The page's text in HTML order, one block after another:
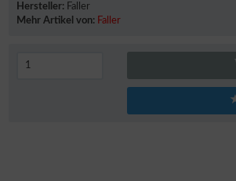
Hersteller: Faller
Mehr Artikel von: Faller